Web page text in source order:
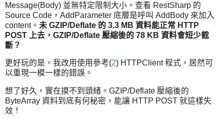
Message(Body) 並無特定限制大小。查看 RestSharp 的
Source Code，AddParameter 底層是呼叫 AddBody 來加入
content。 未 GZIP/Deflate 的 3.3 MB 資料能正常 HTTP
POST 上去，GZIP/Deflate 壓縮後的 78 KB 資料會短少截
斷？
更好玩的是，我改用使用參考(2) HTTPClient 程式，居然可
以重現一模一樣的錯誤。
想了好久，實在摸不到頭緒。GZIP/Deflate 壓縮後的
ByteArray 資料到底有何秘密，能讓 HTTP POST 就這樣失
效！